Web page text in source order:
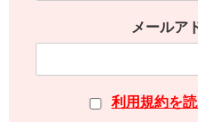
メールア
利用規約を